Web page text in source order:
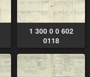
1 300 0 0 602
0118